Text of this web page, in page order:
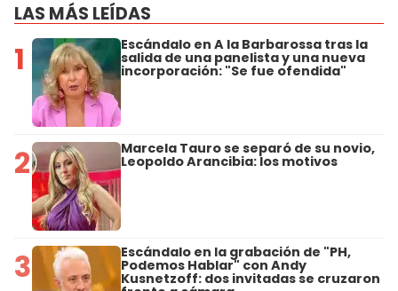
LAS MÁS LEÍDAS
1 Escándalo en A la Barbarossa tras la
salida de una panelista y una nueva
incorporación: "Se fue ofendida"
2 Marcela Tauro se separó de su novio,
Leopoldo Arancibia: los motivos
3 Escándalo en la grabación de "PH,
Podemos Hablar" con Andy
Kusnetzoff: dos invitadas se cruzaron